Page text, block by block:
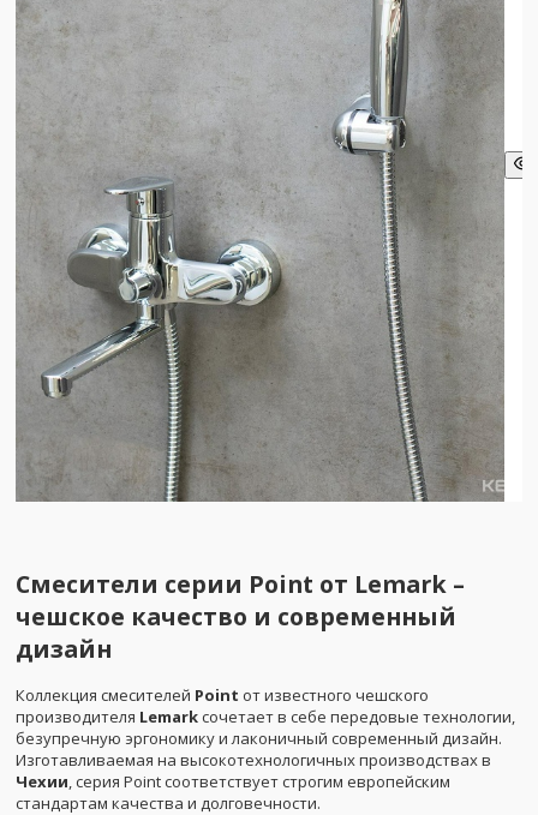
Смесители серии Point от Lemark –
чешское качество и современный
дизайн
Коллекция смесителей Point от известного чешского
производителя Lemarkсочетает в себе передовые технологии,
безупречную эргономику и лаконичный современный дизайн.
Изготавливаемая на высокотехнологичных производствах в
Чехии, серия Point соответствует строгим европейским
стандартам качества и долговечности.